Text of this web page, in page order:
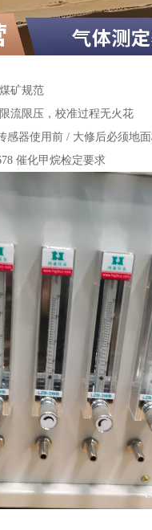
矿规范
流限压，校准过程无火花
感器使用前 / 大修后必须地
催化甲烷检定要求